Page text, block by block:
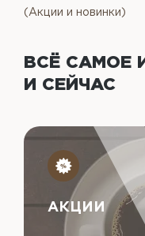
(Акции и новинки)
ВСЁ САМОЕ
И СЕЙЧАС
АКЦИИ